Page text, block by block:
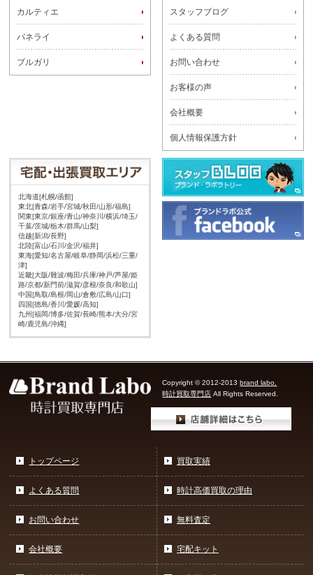
カルティエ
パネライ
ブルガリ
スタッフブログ
よくある質問
お問い合わせ
お客様の声
会社概要
個人情報保護方針
北海道[札幌/函館]
東北[青森/岩手/宮城/秋田/山形/福島]
関東[東京/銀座/青山/神奈川/横浜/埼玉/
千葉/茨城/栃木/群馬/山梨]
信越[新潟/長野]
北陸[富山/石川/金沢/福井]
東海[愛知/名古屋/岐阜/静岡/浜松/三重/
津]
近畿[大阪/難波/梅田/兵庫/神戸/芦屋/姫
路/京都/新門前/滋賀/彦根/奈良/和歌山]
中国[鳥取/島根/岡山/倉敷/広島/山口]
四国[徳島/香川/愛媛/高知]
九州[福岡/博多/佐賀/長崎/熊本/大分/宮
崎/鹿児島/沖縄]
Copyright © 2012-2013brand labo.
時計買取専門店 All Rights Reserved.
トップページ
よくある質問
お問い合わせ
会社概要
買取実績
時計高価買取の理由
無料査定
宅配キット